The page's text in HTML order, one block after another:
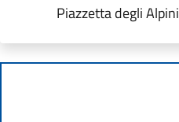
Piazzetta degli